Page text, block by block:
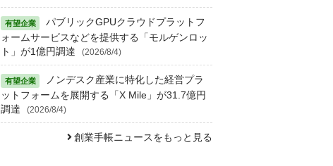
パブリックGPUクラウドプラットフ
ォームサービスなどを提供する「モルゲンロッ
ト」が1億円調達
(2026/8/4)
ノンデスク産業に特化した経営プラ
ットフォームを展開する「X Mile」が31.7億円
調達
(2026/8/4)
創業手帳ニュースをもっと見る